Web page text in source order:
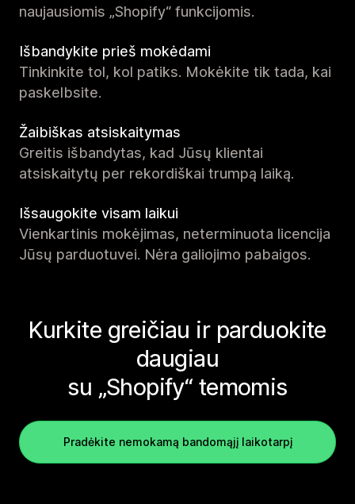
naujausiomis „Shopify“ funkcijomis.
Išbandykite prieš mokėdami
Tinkinkite tol, kol patiks. Mokėkite tik tada, kai
paskelbsite.
Žaibiškas atsiskaitymas
Greitis išbandytas, kad Jūsų klientai
atsiskaitytų per rekordiškai trumpą laiką.
Išsaugokite visam laikui
Vienkartinis mokėjimas, neterminuota licencija
Jūsų parduotuvei. Nėra galiojimo pabaigos.
Kurkite greičiau ir parduokite
daugiau
su „Shopify“ temomis
Pradėkite nemokamą bandomąjį laikotarpį